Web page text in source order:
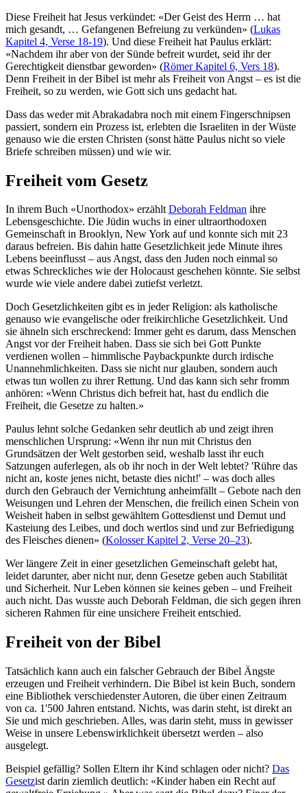
Diese Freiheit hat Jesus verkündet: «Der Geist des Herrn … hat
mich gesandt, … Gefangenen Befreiung zu verkünden» (Lukas
Kapitel 4, Verse 18-19). Und diese Freiheit hat Paulus erklärt:
«Nachdem ihr aber von der Sünde befreit wurdet, seid ihr der
Gerechtigkeit dienstbar geworden» (Römer Kapitel 6, Vers 18).
Denn Freiheit in der Bibel ist mehr als Freiheit von Angst – es ist die
Freiheit, so zu werden, wie Gott sich uns gedacht hat.
Dass das weder mit Abrakadabra noch mit einem Fingerschnipsen
passiert, sondern ein Prozess ist, erlebten die Israeliten in der Wüste
genauso wie die ersten Christen (sonst hätte Paulus nicht so viele
Briefe schreiben müssen) und wie wir.
Freiheit vom Gesetz
In ihrem Buch «Unorthodox» erzähltDeborah Feldman ihre
Lebensgeschichte. Die Jüdin wuchs in einer ultraorthodoxen
Gemeinschaft in Brooklyn, New York auf und konnte sich mit 23
daraus befreien. Bis dahin hatte Gesetzlichkeit jede Minute ihres
Lebens beeinflusst – aus Angst, dass den Juden noch einmal so
etwas Schreckliches wie der Holocaust geschehen könnte. Sie selbst
wurde wie viele andere dabei zutiefst verletzt.
Doch Gesetzlichkeiten gibt es in jeder Religion: als katholische
genauso wie evangelische oder freikirchliche Gesetzlichkeit. Und
sie ähneln sich erschreckend: Immer geht es darum, dass Menschen
Angst vor der Freiheit haben. Dass sie sich bei Gott Punkte
verdienen wollen – himmlische Paybackpunkte durch irdische
Unannehmlichkeiten. Dass sie nicht nur glauben, sondern auch
etwas tun wollen zu ihrer Rettung. Und das kann sich sehr fromm
anhören: «Wenn Christus dich befreit hat, hast du endlich die
Freiheit, die Gesetze zu halten.»
Paulus lehnt solche Gedanken sehr deutlich ab und zeigt ihren
menschlichen Ursprung: «Wenn ihr nun mit Christus den
Grundsätzen der Welt gestorben seid, weshalb lasst ihr euch
Satzungen auferlegen, als ob ihr noch in der Welt lebtet? 'Rühre das
nicht an, koste jenes nicht, betaste dies nicht!' – was doch alles
durch den Gebrauch der Vernichtung anheimfällt – Gebote nach den
Weisungen und Lehren der Menschen, die freilich einen Schein von
Weisheit haben in selbst gewähltem Gottesdienst und Demut und
Kasteiung des Leibes, und doch wertlos sind und zur Befriedigung
des Fleisches dienen» (Kolosser Kapitel 2, Verse 20–23).
Wer längere Zeit in einer gesetzlichen Gemeinschaft gelebt hat,
leidet darunter, aber nicht nur, denn Gesetze geben auch Stabilität
und Sicherheit. Nur Leben können sie keines geben – und Freiheit
auch nicht. Das wusste auch Deborah Feldman, die sich gegen ihren
sicheren Rahmen für eine unsichere Freiheit entschied.
Freiheit von der Bibel
Tatsächlich kann auch ein falscher Gebrauch der Bibel Ängste
erzeugen und Freiheit verhindern. Die Bibel ist kein Buch, sondern
eine Bibliothek verschiedenster Autoren, die über einen Zeitraum
von ca. 1'500 Jahren entstand. Nichts, was darin steht, ist direkt an
Sie und mich geschrieben. Alles, was darin steht, muss in gewisser
Weise in unsere Lebenswirklichkeit übersetzt werden – also
ausgelegt.
Beispiel gefällig? Sollen Eltern ihr Kind schlagen oder nicht? Das
Gesetzist darin ziemlich deutlich: «Kinder haben ein Recht auf